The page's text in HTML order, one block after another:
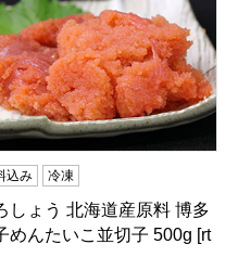
込み 冷凍
しょう 北海道産原料 博多
めんたいこ並切子 500g [rt